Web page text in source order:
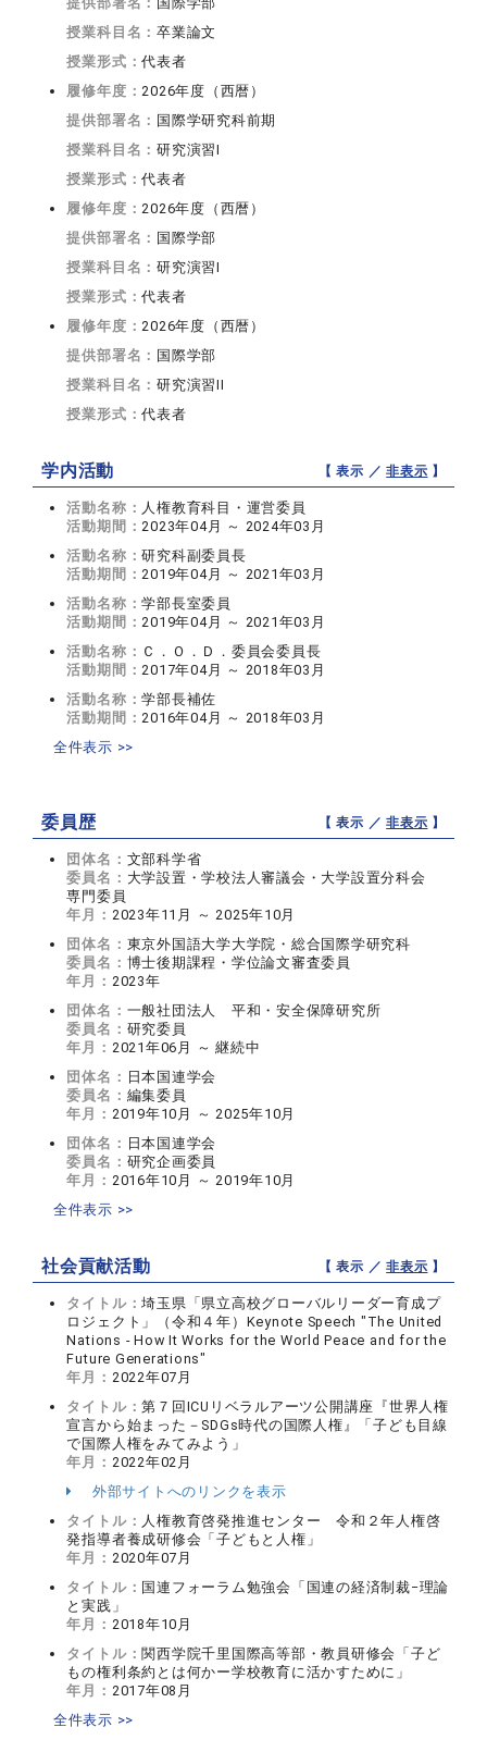
授業科目名：卒業論文
授業形式：代表者
履修年度： 2026年度（西暦）
提供部署名： 国際学研究科前期
授業科目名：研究演習I
授業形式：代表者
履修年度： 2026年度（西暦）
提供部署名： 国際学部
授業科目名：研究演習I
授業形式：代表者
履修年度： 2026年度（西暦）
提供部署名： 国際学部
授業科目名：研究演習II
授業形式：代表者
学内活動 【 表示 ／非表示 】
活動名称： 人権教育科目・運営委員
活動期間： 2023年04月 ～ 2024年03月
活動名称：研究科副委員長
活動期間： 2019年04月 ～ 2021年03月
活動名称：学部長室委員
活動期間： 2019年04月 ～ 2021年03月
活動名称： Ｃ．Ｏ．Ｄ．委員会委員長
活動期間： 2017年04月 ～ 2018年03月
活動名称：学部長補佐
活動期間： 2016年04月 ～ 2018年03月
全件表示 >>
委員歴 【 表示 ／非表示 】
団体名： 文部科学省
委員名： 大学設置・学校法人審議会・大学設置分科会
専門委員
年月： 2023年11月 ～ 2025年10月
団体名： 東京外国語大学大学院・総合国際学研究科
委員名： 博士後期課程・学位論文審査委員
年月： 2023年
団体名： 一般社団法人 平和・安全保障研究所
委員名： 研究委員
年月： 2021年06月 ～ 継続中
団体名： 日本国連学会
委員名： 編集委員
年月： 2019年10月 ～ 2025年10月
団体名： 日本国連学会
委員名： 研究企画委員
年月： 2016年10月 ～ 2019年10月
全件表示 >>
社会貢献活動 【 表示 ／非表示 】
タイトル：埼玉県「県立高校グローバルリーダー育成プ
ロジェクト」（令和４年）Keynote Speech "The United
Nations - How It Works for the World Peace and for the
Future Generations"
年月： 2022年07月
タイトル：第７回ICUリベラルアーツ公開講座『世界人権
宣言から始まった－SDGs時代の国際人権』「子ども目線
で国際人権をみてみよう」
年月： 2022年02月
外部サイトへのリンクを表示
タイトル： 人権教育啓発推進センター 令和２年人権啓
発指導者養成研修会「子どもと人権」
年月： 2020年07月
タイトル： 国連フォーラム勉強会「国連の経済制裁−理論
と実践」
年月： 2018年10月
タイトル：関西学院千里国際高等部・教員研修会「子ど
もの権利条約とは何かー学校教育に活かすために」
年月： 2017年08月
全件表示 >>